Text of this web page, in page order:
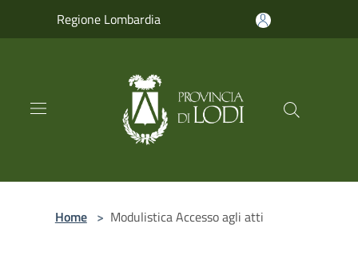
Regione Lombardia
Home > Modulistica Accesso agli atti